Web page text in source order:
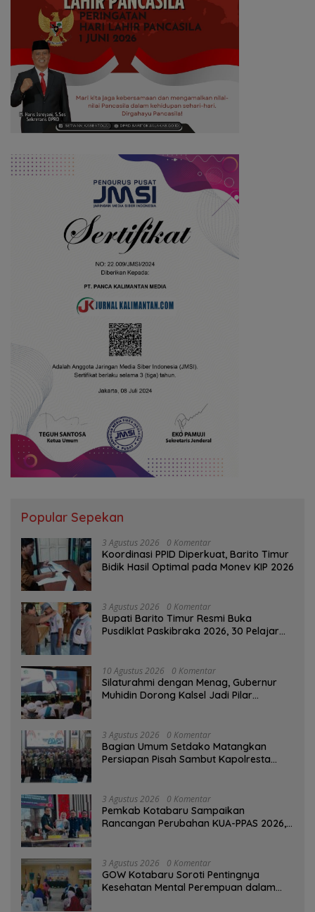
Popular Sepekan
3 Agustus 2026 0 Komentar
Koordinasi PPID Diperkuat, Barito Timur
Bidik Hasil Optimal pada Monev KIP 2026
3 Agustus 2026 0 Komentar
Bupati Barito Timur Resmi Buka
Pusdiklat Paskibraka 2026, 30 Pelajar
10 Agustus 2026 0 Komentar
Silaturahmi dengan Menag, Gubernur
Muhidin Dorong Kalsel Jadi Pilar
3 Agustus 2026 0 Komentar
Bagian Umum Setdako Matangkan
Persiapan Pisah Sambut Kapolresta
3 Agustus 2026 0 Komentar
Pemkab Kotabaru Sampaikan
Rancangan Perubahan KUA-PPAS 2026,
3 Agustus 2026 0 Komentar
GOW Kotabaru Soroti Pentingnya
Kesehatan Mental Perempuan dalam